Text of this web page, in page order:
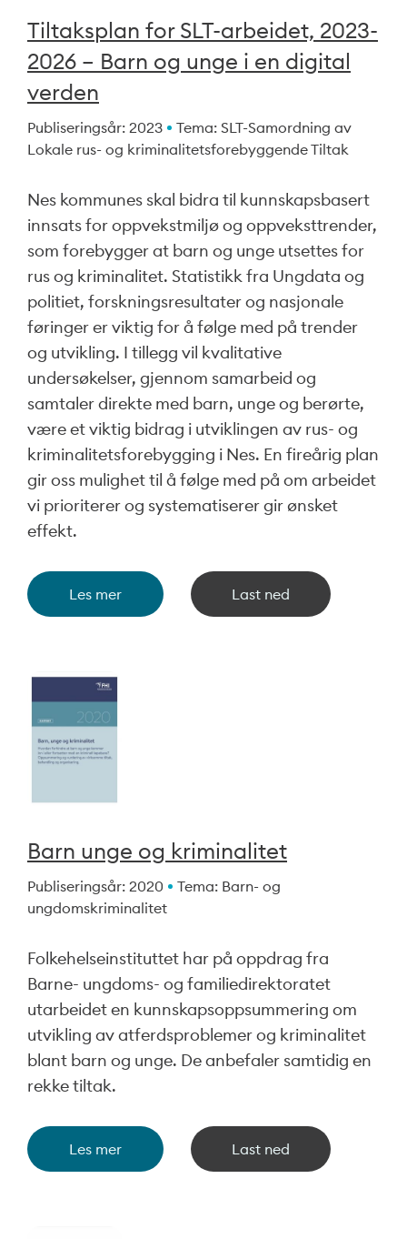
Tiltaksplan for SLT-arbeidet, 2023-
2026 – Barn og unge i en digital
verden
Publiseringsår: 2023
Tema: SLT-Samordning av
Lokale rus- og kriminalitetsforebyggende Tiltak
Nes kommunes skal bidra til kunnskapsbasert
innsats for oppvekstmiljø og oppveksttrender,
som forebygger at barn og unge utsettes for
rus og kriminalitet. Statistikk fra Ungdata og
politiet, forskningsresultater og nasjonale
føringer er viktig for å følge med på trender
og utvikling. I tillegg vil kvalitative
undersøkelser, gjennom samarbeid og
samtaler direkte med barn, unge og berørte,
være et viktig bidrag i utviklingen av rus- og
kriminalitetsforebygging i Nes. En fireårig plan
gir oss mulighet til å følge med på om arbeidet
vi prioriterer og systematiserer gir ønsket
effekt.
Les mer Last ned
Barn unge og kriminalitet
Publiseringsår: 2020
Tema: Barn- og
ungdomskriminalitet
Folkehelseinstituttet har på oppdrag fra
Barne- ungdoms- og familiedirektoratet
utarbeidet en kunnskapsoppsummering om
utvikling av atferdsproblemer og kriminalitet
blant barn og unge. De anbefaler samtidig en
rekke tiltak.
Les mer Last ned